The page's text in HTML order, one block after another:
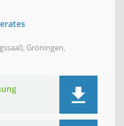
Gröningen,